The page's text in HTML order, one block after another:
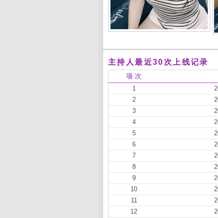
主持人最近30次上线记录
项 次
1
2
3
4
5
6
7
8
9
10
11
12